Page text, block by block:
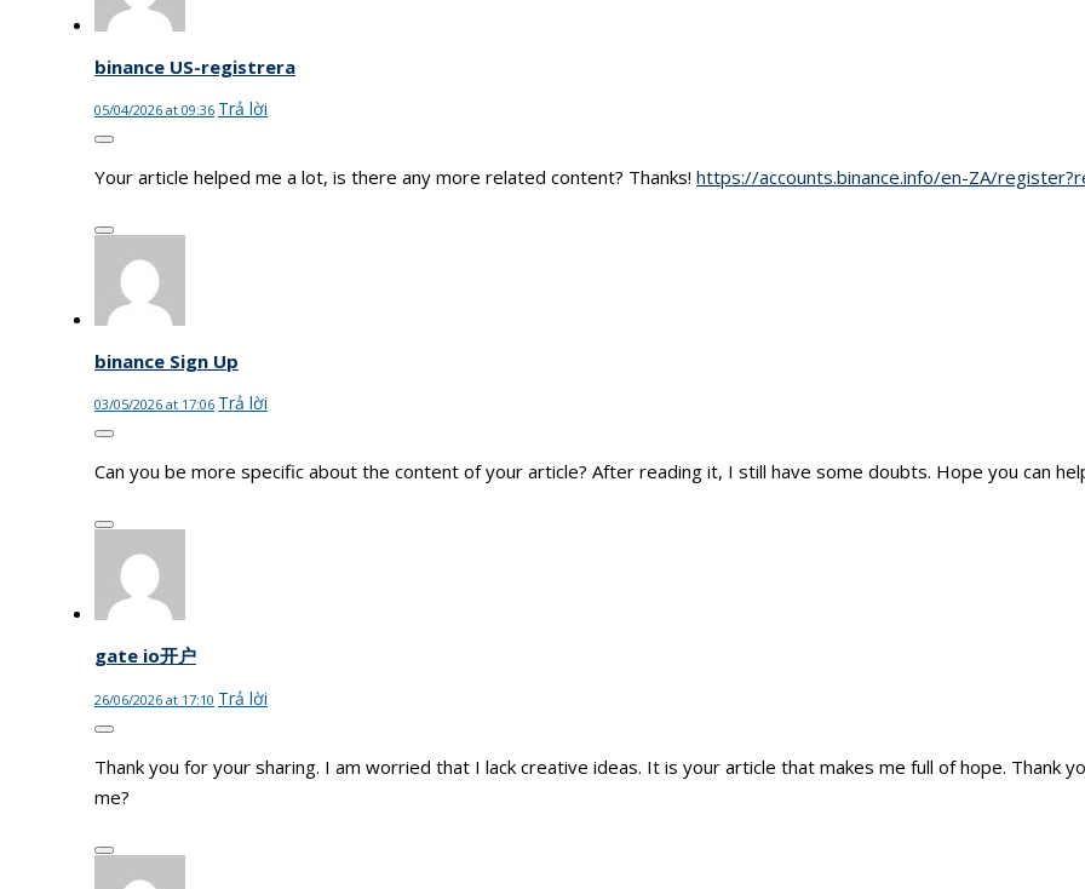
binance US-registrera
05/04/2026 at 09:36 Trả lời
Your article helped me a lot, is there any more related content? Thanks! https://accounts.binance.info/en-ZA/
binance Sign Up
03/05/2026 at 17:06 Trả lời
Can you be more specific about the content of your article? After reading it, I still have some doubts. Hope you can
gate io开户
26/06/2026 at 17:10 Trả lời
Thank you for your sharing. I am worried that I lack creative ideas. It is your article that makes me full of hope. Thank
me?